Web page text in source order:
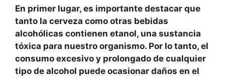
En primer lugar, es importante destacar que
tanto la cerveza como otras bebidas
alcohólicas contienen etanol, una sustancia
tóxica para nuestro organismo. Por lo tanto, el
consumo excesivo y prolongado de cualquier
tipo de alcohol puede ocasionar daños en el